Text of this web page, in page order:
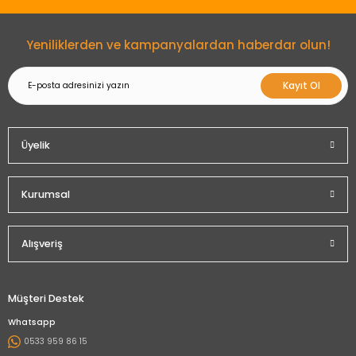
Yeniliklerden ve kampanyalardan haberdar olun!
Kayıt Ol
Üyelik
Kurumsal
Alışveriş
Müşteri Destek
Whatsapp
0533 959 86 15